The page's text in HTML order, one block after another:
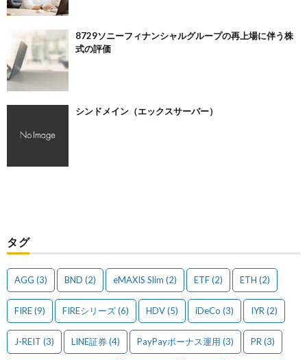
8729ソニーフィナンシャルグループの再上場に伴う株
式の評価
シンドメイン（エックスサーバー）
タグ
AGG (3) BND (2) eMAXIS Slim (2) ETF(2) ETH (2)
FIRE(9) FIREシリーズ(6) HDV(5) iDeCo (3) IYR (2)
J-REIT (3) LINE証券(4) PayPayボーナス運用 (3) PR (3)